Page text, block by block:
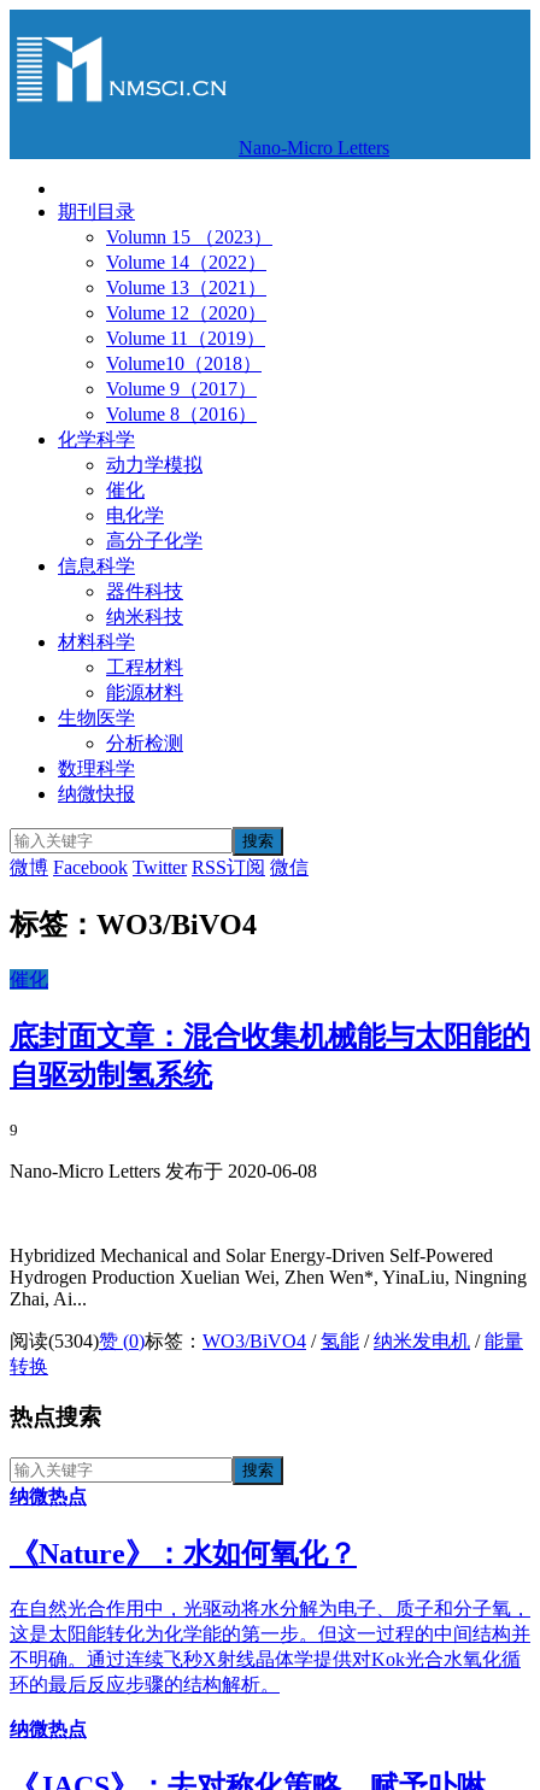
Nano-Micro Letters
期刊目录
Volumn 15 （2023）
Volume 14（2022）
Volume 13（2021）
Volume 12（2020）
Volume 11（2019）
Volume10（2018）
Volume 9（2017）
Volume 8（2016）
化学科学
动力学模拟
催化
电化学
高分子化学
信息科学
器件科技
纳米科技
材料科学
工程材料
能源材料
生物医学
分析检测
数理科学
纳微快报
微博 Facebook Twitter RSS订阅 微信
标签：WO3/BiVO4
催化
底封面文章：混合收集机械能与太阳能的
自驱动制氢系统
9
Nano-Micro Letters 发布于 2020-06-08
Hybridized Mechanical and Solar Energy-Driven Self-Powered
Hydrogen Production Xuelian Wei, Zhen Wen*, YinaLiu, Ningning
Zhai, Ai...
阅读(5304)赞 (0)标签： WO3/BiVO4 /氢能 /纳米发电机 /能量
转换
热点搜索
纳微热点
《​Nature》：水如何氧化？
在自然光合作用中，光驱动将水分解为电子、质子和分子氧，
这是太阳能转化为化学能的第一步。但这一过程的中间结构并
不明确。通过连续飞秒X射线晶体学提供对Kok光合水氧化循
环的最后反应步骤的结构解析。
纳微热点